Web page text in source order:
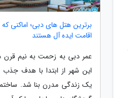
برترین هتل های دبی؛ اماکنی که
اقامت ایده آل هستند
عمر دبی به زحمت به نیم
این شهر از ابتدا با هدف جذب
یک زندگی مدرن بنا شد.